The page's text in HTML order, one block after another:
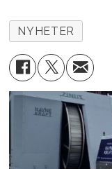
NYHETER